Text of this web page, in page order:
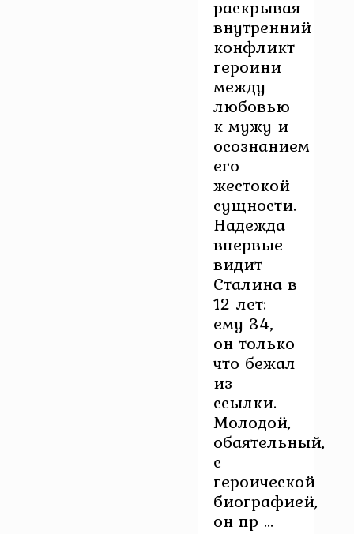
раскрывая
внутренний
конфликт
героини
между
любовью
к мужу и
осознанием
его
жестокой
сущности.
Надежда
впервые
видит
Сталина в
12 лет:
ему 34,
он только
что бежал
из
ссылки.
Молодой,
обаятельный,
с
героической
биографией,
он пр ...